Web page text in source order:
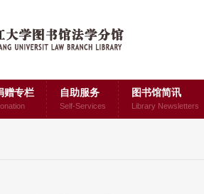
赠专栏 自助服务
Self-Services
图书馆简讯
Library Newsletters